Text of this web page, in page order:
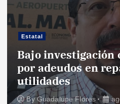
Estatal
Bajo investigación
por adeudos en
utilidades
ByGuadalupe Flores